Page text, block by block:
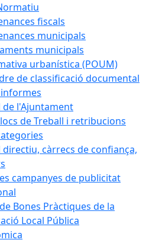
fiscals
municipals
municipals
urbanística (POUM)
de classificació documental
de l'Ajuntament
de Treball i retribucions
directiu, càrrecs de confiança,
campanyes de publicitat
Bones Pràctiques de la
Local Pública